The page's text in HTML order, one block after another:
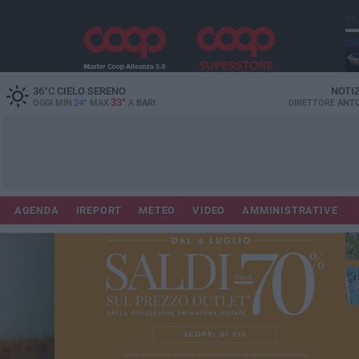
36°CCIELO SERENO
OGGI MIN 24° MAX 33° A BARI DIRETTORE
AGENDA IREPORT METEO VIDEO AMMINISTRATIVE